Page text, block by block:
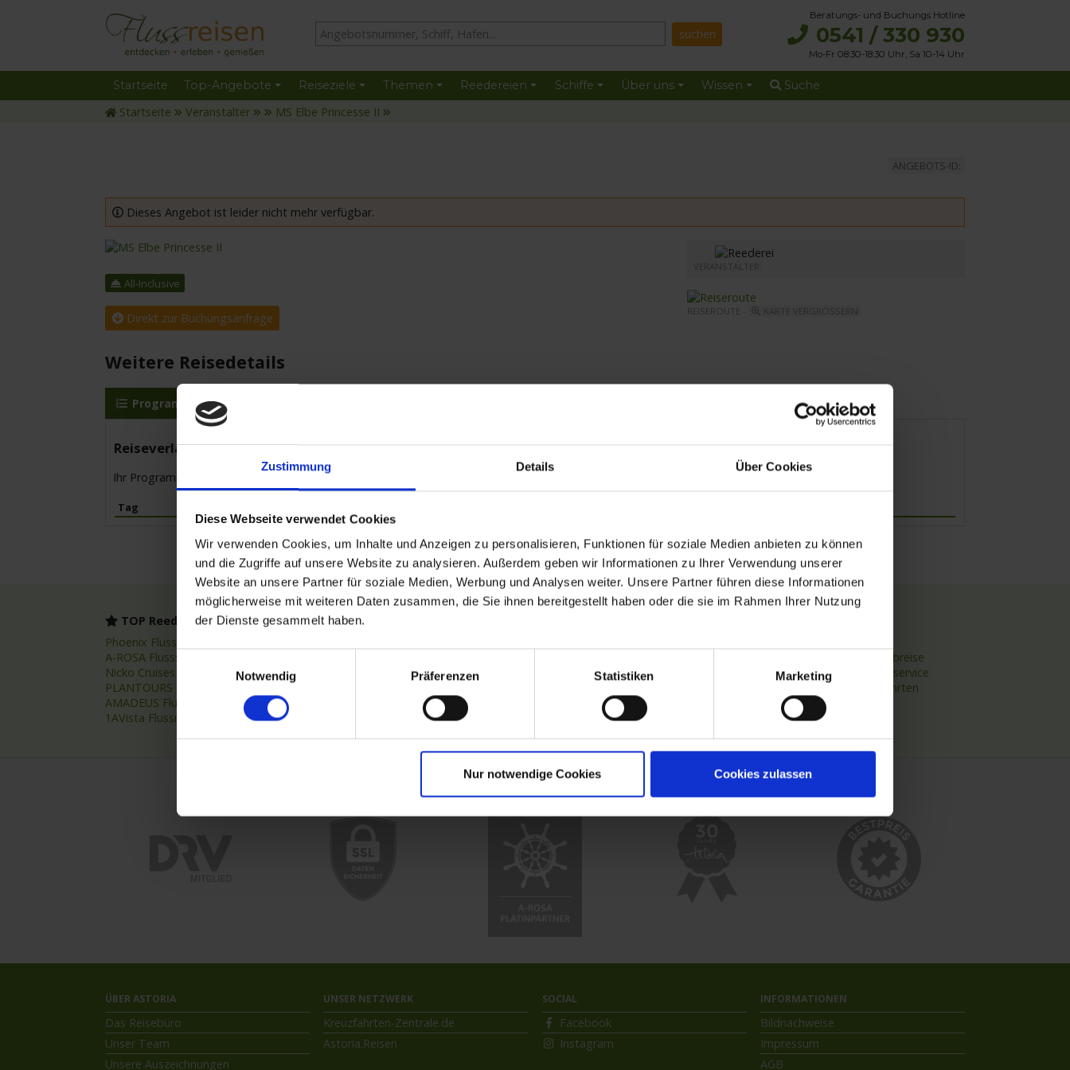
Zustimmung Details Über Cookies
Diese Webseite verwendet Cookies
Wir verwenden Cookies, um Inhalte und Anzeigen zu personalisieren, Funktionen für soziale Medien anbieten zu können
und die Zugriffe auf unsere Website zu analysieren. Außerdem geben wir Informationen zu Ihrer Verwendung unserer
Website an unsere Partner für soziale Medien, Werbung und Analysen weiter. Unsere Partner führen diese Informationen
möglicherweise mit weiteren Daten zusammen, die Sie ihnen bereitgestellt haben oder die sie im Rahmen Ihrer Nutzung
der Dienste gesammelt haben.
Einwilligungsauswahl
Notwendig
Präferenzen Statistiken Marketing
Nur notwendige Cookies Cookies zulassen
Beratungs- und Buchungs Hotline
0541 / 330 930
Mo-Fr 08:30-18:30 Uhr, Sa 10-14 Uhr
Startseite Top-Angebote Reiseziele Themen Reedereien Schiffe Über uns Wissen Suche
Startseite Veranstalter MS Elbe Princesse II
ANGEBOTS-ID:
Dieses Angebot ist leider nicht mehr verfügbar.
mit der MS Elbe Princesse II
All-Inclusive
Direkt zur Buchungsanfrage REISEROUTE -
Weitere Reisedetails
Programm
Reiseverlauf
Ihr Programm für die Kreuzfahrt vom 01.07.2026 bis zum 01.01.1970
Tag
TOP Reedereien
Phoenix Flussreisen
A-ROSA Flussschiff GmbH
Nicko Cruises Flussreisen
PLANTOURS Kreuzfahrten
AMADEUS Flusskreuzfahrten
1AVista Flussreisen
TOP Reiseziele
Flussreise Osteuropa
Flusskreuzfahrten Amazonas
A-ROSA Aqua
MS Elegant Lady
MS VistaExplorer
Flussreisen mit An- und Abreise
Deutschsprachiger Gästeservice
Last Minute Flusskreuzfahrten
Flussreisen mit Rad
Kreuzfahrthäfen
ÜBER ASTORIA
Das Reisebüro
Unser Team
Unsere Auszeichnungen
UNSER NETZWERK
Kreuzfahrten-Zentrale.de
Astoria.Reisen
SOCIAL
Facebook
Instagram
INFORMATIONEN
Bildnachweise
Impressum
AGB